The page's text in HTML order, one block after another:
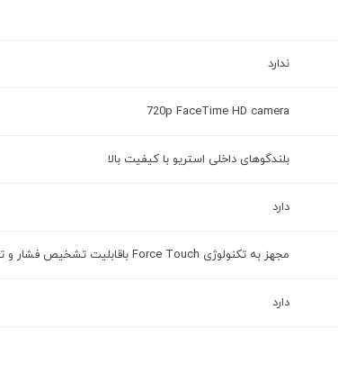
ندارد
720p FaceTime HD camera
بلندگوهای داخلی استریو با کیفیت بالا
دارد
مجهز به تکنولوژی Force Touch باقابلیت تشخیص فشار و تشخیص انواع فرمانهای چند لمسی
دارد